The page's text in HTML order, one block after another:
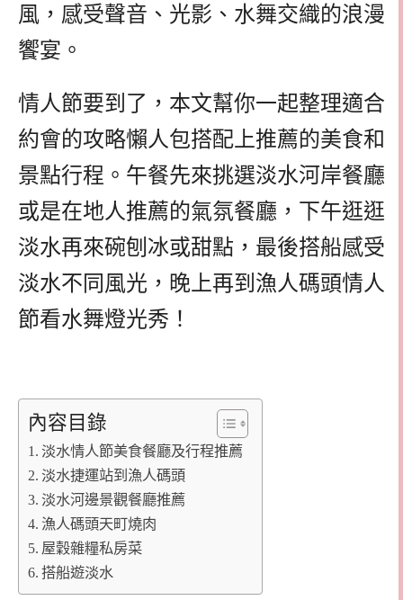
風，感受聲音、光影、水舞交織的浪漫
饗宴。
情人節要到了，本文幫你一起整理適合
約會的攻略懶人包搭配上推薦的美食和
景點行程。午餐先來挑選淡水河岸餐廳
或是在地人推薦的氣氛餐廳，下午逛逛
淡水再來碗刨冰或甜點，最後搭船感受
淡水不同風光，晚上再到漁人碼頭情人
節看水舞燈光秀！
內容目錄
淡水情人節美食餐廳及行程推薦
淡水捷運站到漁人碼頭
淡水河邊景觀餐廳推薦
漁人碼頭天町燒肉
屋穀雜糧私房菜
搭船遊淡水